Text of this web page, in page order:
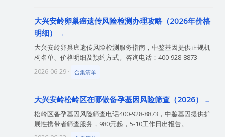
大兴安岭卵巢癌遗传风险检测办理攻略（2026年价格
明细）
大兴安岭卵巢癌遗传风险检测服务指南，中鉴基因提供正规机
构名单、价格明细及预约方式。咨询电话：400-928-8873
2026-06-29 · 合集清单
大兴安岭松岭区在哪做备孕基因风险筛查（2026）
松岭区备孕基因风险筛查电话400-928-8873，中鉴基因提供扩
展性携带者筛查服务，980元起，5-10工作日出报告。